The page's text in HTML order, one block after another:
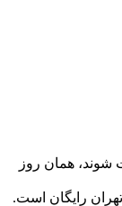
بعد از ظهر ثبت شوند، همان روز